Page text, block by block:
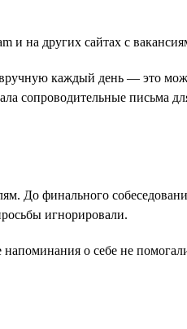
и на других сайтах с
каждый день — это
сопроводительные письма
До финального
игнорировали.
о себе не